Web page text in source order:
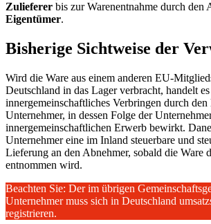
Zulieferer bis zur Warenentnahme durch den
Eigentümer.
Bisherige Sichtweise der
Wird die Ware aus einem anderen EU-
Deutschland in das Lager verbracht, handelt
innergemeinschaftliches Verbringen durch den
Unternehmer, in dessen Folge der
innergemeinschaftlichen Erwerb bewirkt.
Unternehmer eine im Inland steuerbare und
Lieferung an den Abnehmer, sobald die Ware
entnommen wird.
Beachten Sie: Der im übrigen
Unternehmer muss sich in Deutschland
registrieren.